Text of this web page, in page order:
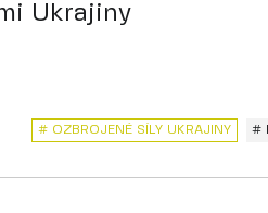
Ukrajiny
# OZBROJENÉ SÍLY UKRAJINY #